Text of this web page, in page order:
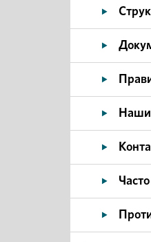
Наши